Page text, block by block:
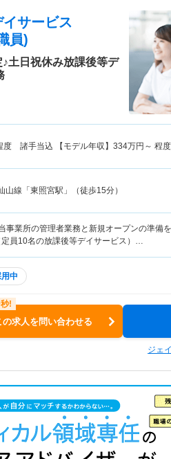
サービス
員)
土日祝休み放課後等デ
度 諸手当込 【モデル年収】 334万円～ 程
山線「東照宮駅」（徒歩15分）
事業所の管理者業務と新規オープンの準備
員10名の放課後等デイサービス）…
中
の求人を問い合わせる
ジェ